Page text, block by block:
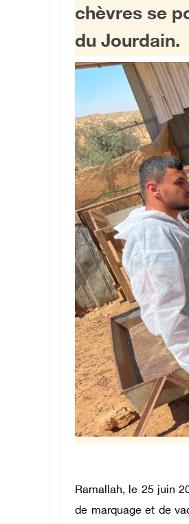
chèvres se
du Jourdain.
Ramallah, le 25 juin
de marquage et de